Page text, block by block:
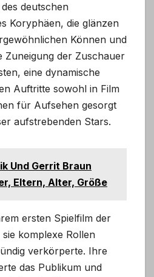
deutschen
Koryphäen, die glänzen
Können und
Zuneigung der Zuschauer
eine dynamische
Auftritte sowohl in Film
für Aufsehen gesorgt
aufstrebenden Stars.
Und Gerrit Braun
Eltern, Alter, Größe
ersten Spielfilm der
komplexe Rollen
verkörperte. Ihre
das Publikum und